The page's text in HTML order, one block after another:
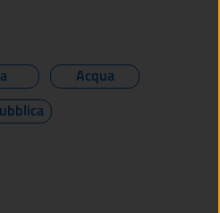
Acqua